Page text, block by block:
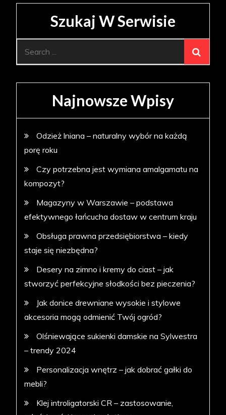
Szukaj W Serwisie
Najnowsze Wpisy
Odzież lniana – naturalny wybór na każdą
porę roku
Czy potrzebna jest wymiana amalgamatu na
kompozyt?
Magazyny w Warszawie – podstawa
efektywnego łańcucha dostaw w centrum kraju
Obsługa prawna przedsiębiorstwa – kiedy
staje się niezbędna?
Desery na zimno i kremy do ciast – jak
stworzyć perfekcyjne słodkości bez pieczenia?
Jak donice drewniane wysokie i stylowe
akcesoria mogą odmienić Twój ogród?
Olśniewające sukienki damskie na Sylwestra
– trendy 2024
Personalizacja wnętrz – jak dobrać gałki do
mebli?
Klej introligatorski CR – zastosowanie,